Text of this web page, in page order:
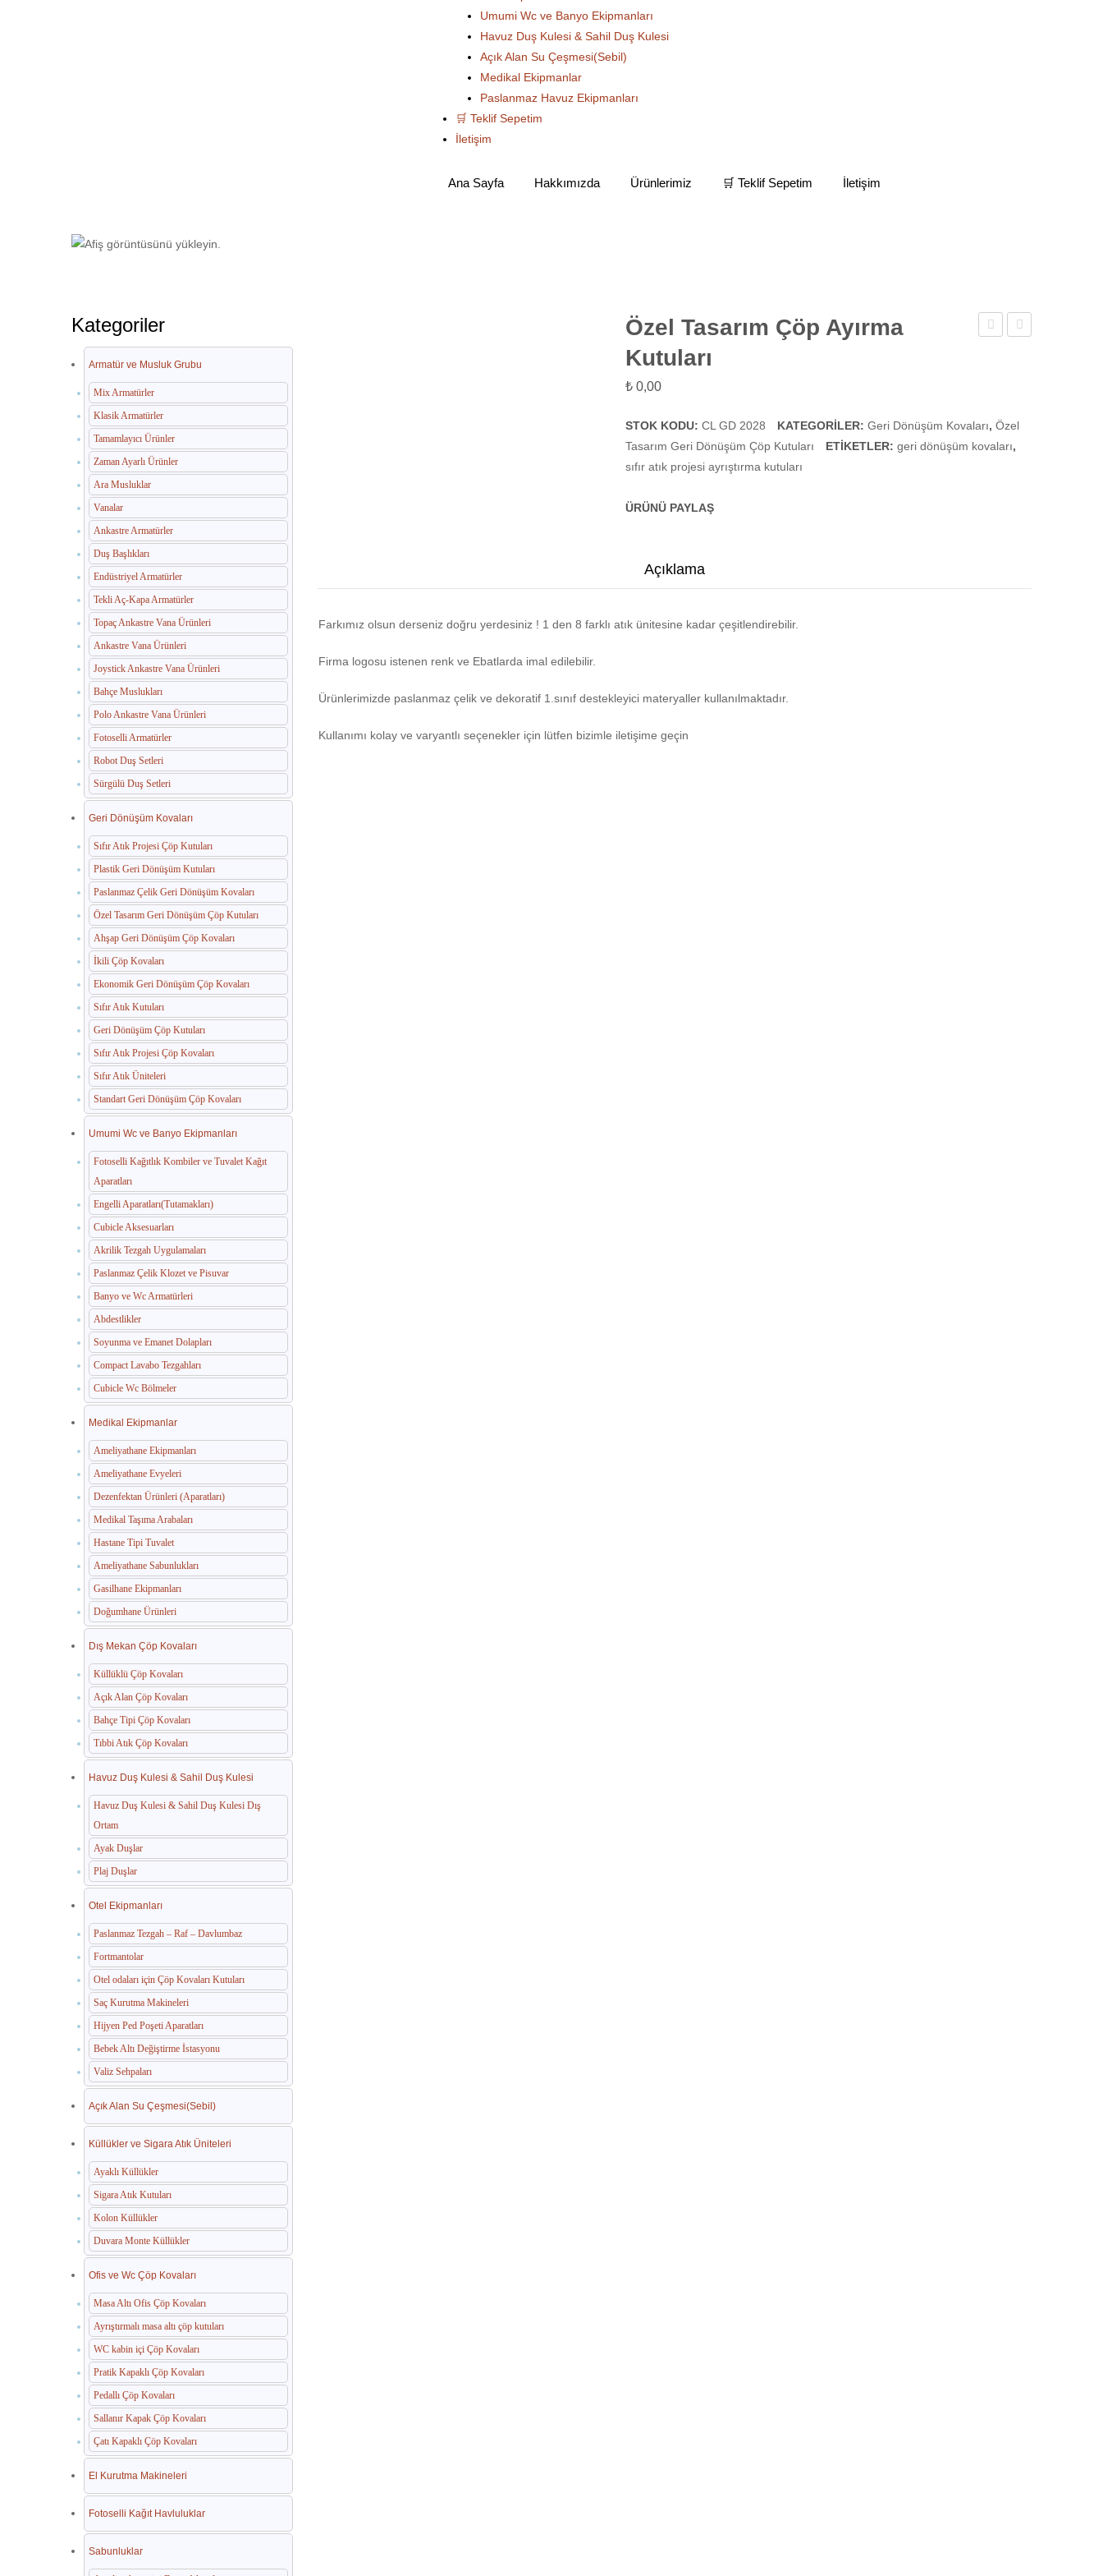
Umumi Wc ve Banyo Ekipmanları
Havuz Duş Kulesi & Sahil Duş Kulesi
Açık Alan Su Çeşmesi(Sebil)
Medikal Ekipmanlar
Paslanmaz Havuz Ekipmanları
🛒 Teklif Sepetim
İletişim
Ana Sayfa Hakkımızda Ürünlerimiz 🛒 Teklif Sepetim İletişim
Kategoriler
Armatür ve Musluk Grubu
Mix Armatürler
Klasik Armatürler
Tamamlayıcı Ürünler
Zaman Ayarlı Ürünler
Ara Musluklar
Vanalar
Ankastre Armatürler
Duş Başlıkları
Endüstriyel Armatürler
Tekli Aç-Kapa Armatürler
Topaç Ankastre Vana Ürünleri
Ankastre Vana Ürünleri
Joystick Ankastre Vana Ürünleri
Bahçe Muslukları
Polo Ankastre Vana Ürünleri
Fotoselli Armatürler
Robot Duş Setleri
Sürgülü Duş Setleri
Geri Dönüşüm Kovaları
Sıfır Atık Projesi Çöp Kutuları
Plastik Geri Dönüşüm Kutuları
Paslanmaz Çelik Geri Dönüşüm Kovaları
Özel Tasarım Geri Dönüşüm Çöp Kutuları
Ahşap Geri Dönüşüm Çöp Kovaları
İkili Çöp Kovaları
Ekonomik Geri Dönüşüm Çöp Kovaları
Sıfır Atık Kutuları
Geri Dönüşüm Çöp Kutuları
Sıfır Atık Projesi Çöp Kovaları
Sıfır Atık Üniteleri
Standart Geri Dönüşüm Çöp Kovaları
Umumi Wc ve Banyo Ekipmanları
Fotoselli Kağıtlık Kombiler ve Tuvalet Kağıt
Aparatları
Engelli Aparatları(Tutamakları)
Cubicle Aksesuarları
Akrilik Tezgah Uygulamaları
Paslanmaz Çelik Klozet ve Pisuvar
Banyo ve Wc Armatürleri
Abdestlikler
Soyunma ve Emanet Dolapları
Compact Lavabo Tezgahları
Cubicle Wc Bölmeler
Medikal Ekipmanlar
Ameliyathane Ekipmanları
Ameliyathane Evyeleri
Dezenfektan Ürünleri (Aparatları)
Medikal Taşıma Arabaları
Hastane Tipi Tuvalet
Ameliyathane Sabunlukları
Gasilhane Ekipmanları
Doğumhane Ürünleri
Dış Mekan Çöp Kovaları
Küllüklü Çöp Kovaları
Açık Alan Çöp Kovaları
Bahçe Tipi Çöp Kovaları
Tıbbi Atık Çöp Kovaları
Havuz Duş Kulesi & Sahil Duş Kulesi
Havuz Duş Kulesi & Sahil Duş Kulesi Dış
Ortam
Ayak Duşlar
Plaj Duşlar
Otel Ekipmanları
Paslanmaz Tezgah – Raf – Davlumbaz
Fortmantolar
Otel odaları için Çöp Kovaları Kutuları
Saç Kurutma Makineleri
Hijyen Ped Poşeti Aparatları
Bebek Altı Değiştirme İstasyonu
Valiz Sehpaları
Açık Alan Su Çeşmesi(Sebil)
Küllükler ve Sigara Atık Üniteleri
Ayaklı Küllükler
Sigara Atık Kutuları
Kolon Küllükler
Duvara Monte Küllükler
Ofis ve Wc Çöp Kovaları
Masa Altı Ofis Çöp Kovaları
Ayrıştırmalı masa altı çöp kutuları
WC kabin içi Çöp Kovaları
Pratik Kapaklı Çöp Kovaları
Pedallı Çöp Kovaları
Sallanır Kapak Çöp Kovaları
Çatı Kapaklı Çöp Kovaları
El Kurutma Makineleri
Fotoselli Kağıt Havluluklar
Sabunluklar
Kutuları
Özel Tasarım Çöp Ayırma
Kutuları
₺ 0,00
STOK KODU: CL GD 2028 KATEGORILER: Geri Dönüşüm Kovaları, Özel
Tasarım Geri Dönüşüm Çöp Kutuları
ETIKETLER: geri dönüşüm kovaları,
sıfır atık projesi ayrıştırma kutuları
ÜRÜNÜ PAYLAŞ
Açıklama
Farkımız olsun derseniz doğru yerdesiniz ! 1 den 8 farklı atık ünitesine kadar çeşitlendirebilir.
Firma logosu istenen renk ve Ebatlarda imal edilebilir.
Ürünlerimizde paslanmaz çelik ve dekoratif 1.sınıf destekleyici materyaller kullanılmaktadır.
Kullanımı kolay ve varyantlı seçenekler için lütfen bizimle iletişime geçin